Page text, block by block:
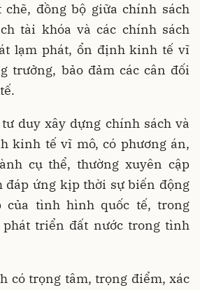
đồng bộ giữa chính sách
tài khóa và các chính sách
lạm phát, ổn định kinh tế vĩ
trưởng, bảo đảm các cân đối
duy xây dựng chính sách và
kinh tế vĩ mô, có phương án,
cụ thể, thường xuyên cập
đáp ứng kịp thời sự biến động
của tình hình quốc tế, trong
phát triển đất nước trong tình
có trọng tâm, trọng điểm, xác